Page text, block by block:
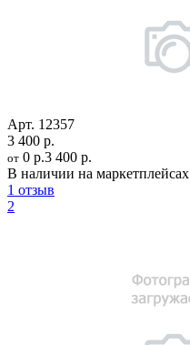
Арт. 12357
3 400 р.
от 0 р.3 400 р.
В наличии на маркетплейсах
1 отзыв
2